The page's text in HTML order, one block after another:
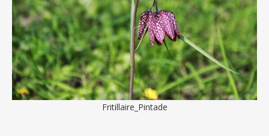
Fritillaire_Pintade